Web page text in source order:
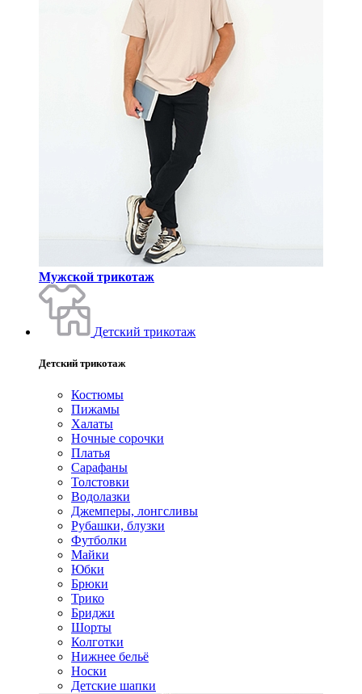
Мужской трикотаж
Детский трикотаж
Детский трикотаж
Костюмы
Пижамы
Халаты
Ночные сорочки
Платья
Сарафаны
Толстовки
Водолазки
Джемперы, лонгсливы
Рубашки, блузки
Футболки
Майки
Юбки
Брюки
Трико
Бриджи
Шорты
Колготки
Нижнее бельё
Носки
Детские шапки